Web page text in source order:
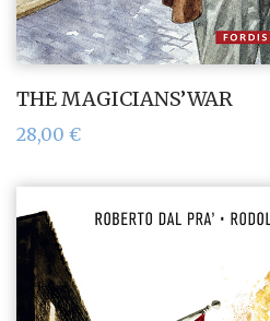
THE MAGICIANS’WAR
28,00 €